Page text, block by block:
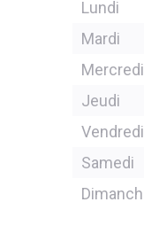
Lundi
Mardi
Mercredi
Jeudi
Vendredi
Samedi